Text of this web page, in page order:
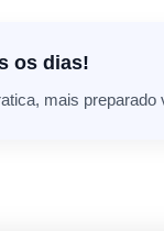
os dias!
mais preparado